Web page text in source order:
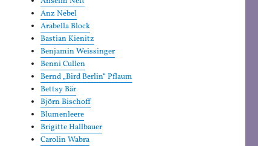
Anz Nebel
Arabella Block
Bastian Kienitz
Benjamin Weissinger
Benni Cullen
Bernd „Bird Berlin“ Pflaum
Bettsy Bär
Björn Bischoff
Blumenleere
Brigitte Hallbauer
Carolin Wabra